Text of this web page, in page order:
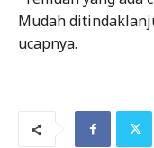
Mudah
ucapnya.